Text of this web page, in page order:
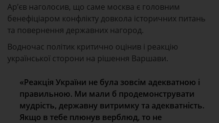
Ар’єв наголосив, що саме москва є головним
бенефіціаром конфлікту довкола історичних питань
та повернення державних нагород.
Водночас політик критично оцінив і реакцію
української сторони на рішення Варшави.
«Реакція України не була зовсім адекватною і
правильною. Ми мали б продемонструвати
мудрість, державну витримку та адекватність.
Якщо в тебе плюнув верблюд, то не